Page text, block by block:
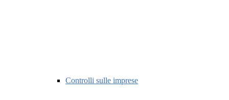
Controlli sulle imprese